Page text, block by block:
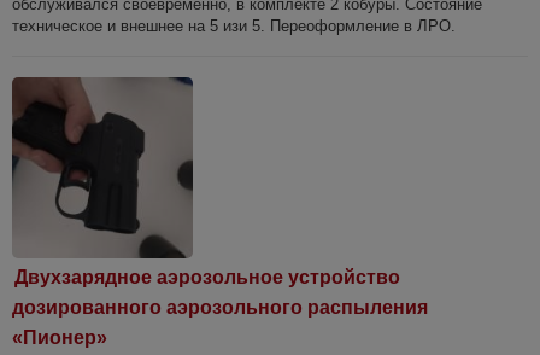
обслуживался своевременно, в комплекте 2 кобуры. Состояние
техническое и внешнее на 5 изи 5. Переоформление в ЛРО.
Двухзарядное аэрозольное устройство
дозированного аэрозольного распыления
«Пионер»